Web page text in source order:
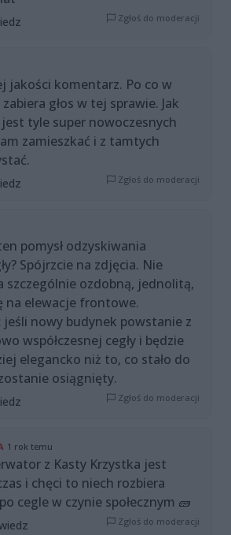
Zgłoś do moderacji
jakości komentarz. Po co w
głos w tej sprawie. Jak
tyle super nowoczesnych
zamieszkać i z tamtych
Zgłoś do moderacji
pomysł odzyskiwania
Spójrzcie na zdjęcia. Nie
szczególnie ozdobną, jednolitą,
na elewacje frontowe.
jeśli nowy budynek powstanie z
współczesnej cegły i będzie
elegancko niż to, co stało do
osiągnięty.
Zgłoś do moderacji
1 rok temu
z Kasty Krzystka jest
i chęci to niech rozbiera
cegle w czynie społecznym 🧱
Zgłoś do moderacji